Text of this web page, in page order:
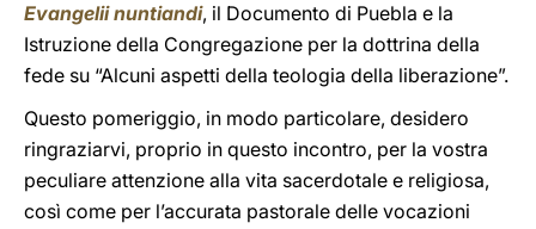
Evangelii nuntiandi, il Documento di Puebla e la
Istruzione della Congregazione per la dottrina della
fede su “Alcuni aspetti della teologia della liberazione”.
Questo pomeriggio, in modo particolare, desidero
ringraziarvi, proprio in questo incontro, per la vostra
peculiare attenzione alla vita sacerdotale e religiosa,
così come per l’accurata pastorale delle vocazioni